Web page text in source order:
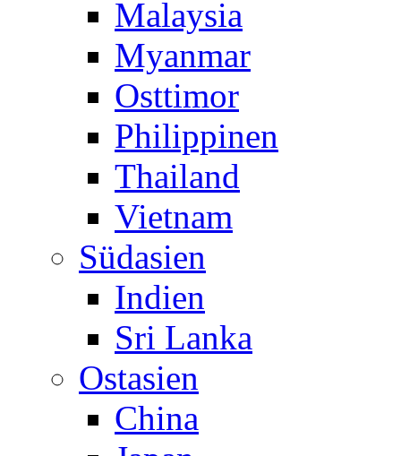
Malaysia
Myanmar
Osttimor
Philippinen
Thailand
Vietnam
Südasien
Indien
Sri Lanka
Ostasien
China